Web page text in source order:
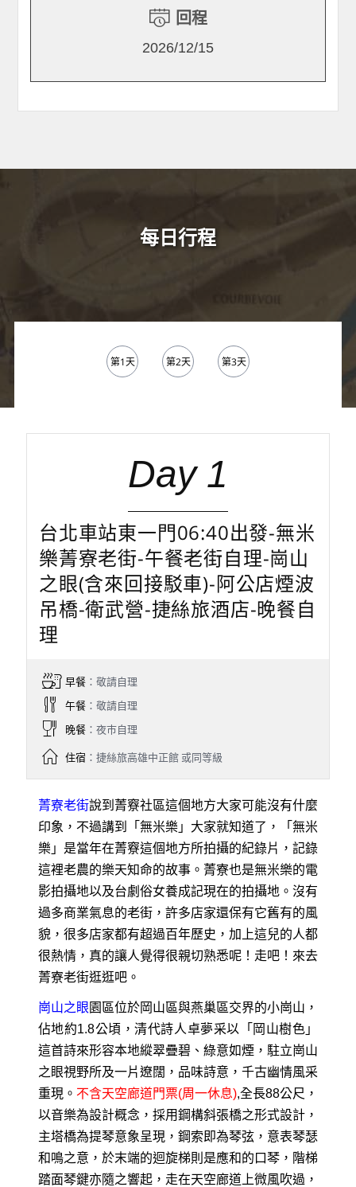
回程
2026/12/15
每日行程
第1天 第2天 第3天
Day 1
台北車站東一門06:40出發-無米
樂菁寮老街-午餐老街自理-崗山
之眼(含來回接駁車)-阿公店煙波
吊橋-衛武營-捷絲旅酒店-晚餐自
理
早餐：敬請自理
午餐：敬請自理
晚餐：夜巿自理
住宿：捷絲旅高雄中正館 或同等級
菁寮老街說到菁竂社區這個地方大家可能沒有什麼
印象，不過講到「無米樂」大家就知道了，「無米
樂」是當年在菁竂這個地方所拍攝的紀錄片，記錄
這裡老農的樂天知命的故事。菁寮也是無米樂的電
影拍攝地以及台劇俗女養成記現在的拍攝地。沒有
過多商業氣息的老街，許多店家還保有它舊有的風
貌，很多店家都有超過百年歷史，加上這兒的人都
很熱情，真的讓人覺得很親切熟悉呢！走吧！來去
菁寮老街逛逛吧。
崗山之眼 園區位於岡山區與燕巢區交界的小崗山，
佔地約1.8公頃，清代詩人卓夢采以「岡山樹色」
這首詩來形容本地縱翠疊碧、綠意如煙，駐立崗山
之眼視野所及一片遼闊，品味詩意，千古幽情風采
重現。 不含天空廊道門票(周一休息),全長88公尺，
以音樂為設計概念，採用鋼構斜張橋之形式設計，
主塔橋為提琴意象呈現，鋼索即為琴弦，意表琴瑟
和鳴之意，於末端的迴旋梯則是應和的口琴，階梯
踏面琴鍵亦隨之響起，走在天空廊道上微風吹過，